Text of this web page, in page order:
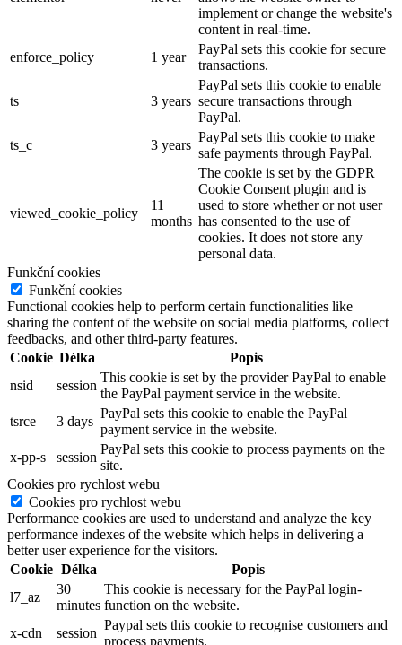
implement or change the website's
content in real-time.
enforce_policy
1 year
PayPal sets this cookie for secure
transactions.
ts 3 years
PayPal sets this cookie to enable
secure transactions through
PayPal.
ts_c
3 years
PayPal sets this cookie to make
safe payments through PayPal.
viewed_cookie_policy
11
months
The cookie is set by the GDPR
Cookie Consent plugin and is
used to store whether or not user
has consented to the use of
cookies. It does not store any
personal data.
Funkční cookies
Funkční cookies
Functional cookies help to perform certain functionalities like
sharing the content of the website on social media platforms, collect
feedbacks, and other third-party features.
Cookie Délka
Popis
nsid
session
This cookie is set by the provider PayPal to enable
the PayPal payment service in the website.
tsrce
3 days
PayPal sets this cookie to enable the PayPal
payment service in the website.
x-pp-s
session
PayPal sets this cookie to process payments on the
site.
Cookies pro rychlost webu
Cookies pro rychlost webu
Performance cookies are used to understand and analyze the key
performance indexes of the website which helps in delivering a
better user experience for the visitors.
Cookie Délka
Popis
l7_az
30
minutes
This cookie is necessary for the PayPal login-
function on the website.
x-cdn
session
Paypal sets this cookie to recognise customers and
process payments.